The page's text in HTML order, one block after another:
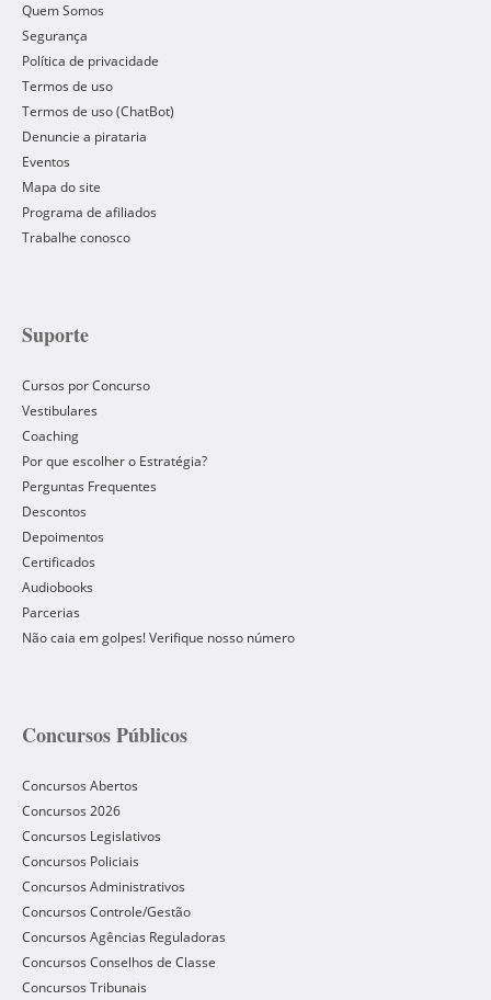
Quem Somos
Segurança
Política de privacidade
Termos de uso
Termos de uso (ChatBot)
Denuncie a pirataria
Eventos
Mapa do site
Programa de afiliados
Trabalhe conosco
Suporte
Cursos por Concurso
Vestibulares
Coaching
Por que escolher o Estratégia?
Perguntas Frequentes
Descontos
Depoimentos
Certificados
Audiobooks
Parcerias
Não caia em golpes! Verifique nosso número
Concursos Públicos
Concursos Abertos
Concursos 2026
Concursos Legislativos
Concursos Policiais
Concursos Administrativos
Concursos Controle/Gestão
Concursos Agências Reguladoras
Concursos Conselhos de Classe
Concursos Tribunais